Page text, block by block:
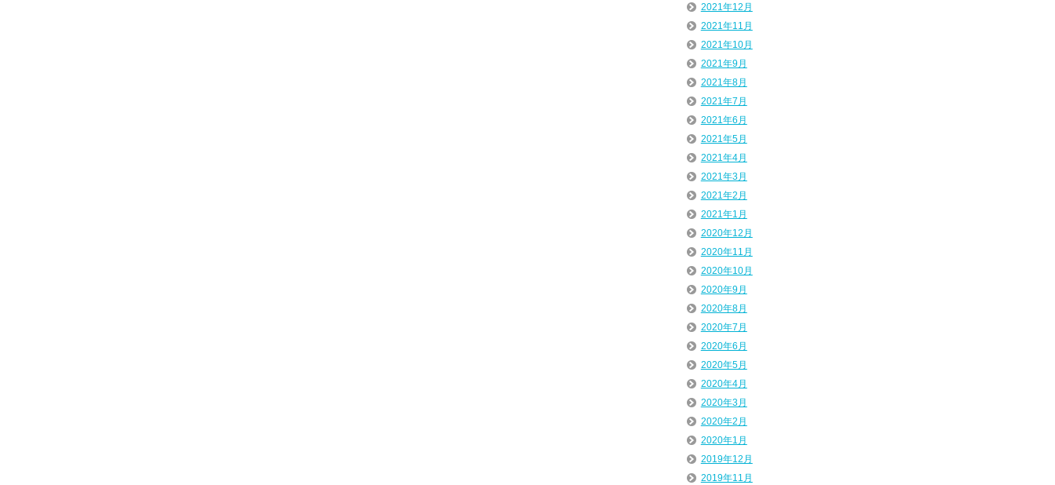
2021年12月
2021年11月
2021年10月
2021年9月
2021年8月
2021年7月
2021年6月
2021年5月
2021年4月
2021年3月
2021年2月
2021年1月
2020年12月
2020年11月
2020年10月
2020年9月
2020年8月
2020年7月
2020年6月
2020年5月
2020年4月
2020年3月
2020年2月
2020年1月
2019年12月
2019年11月